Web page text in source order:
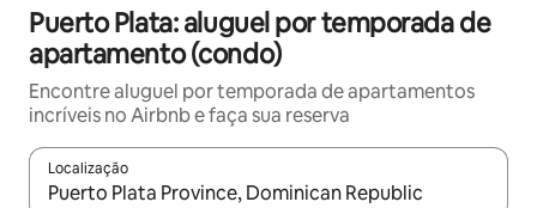
Puerto Plata: aluguel por temporada de
apartamento (condo)
Encontre aluguel por temporada de apartamentos
incríveis no Airbnb e faça sua reserva
Localização
Quando os resultados estiverem disponíveis, explore-os